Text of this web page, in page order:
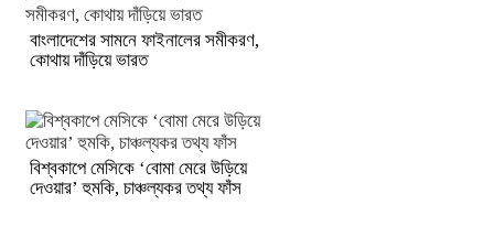
বাংলাদেশের সামনে ফাইনালের সমীকরণ,
কোথায় দাঁড়িয়ে ভারত
বিশ্বকাপে মেসিকে ‘বোমা মেরে উড়িয়ে
দেওয়ার’ হুমকি, চাঞ্চল্যকর তথ্য ফাঁস